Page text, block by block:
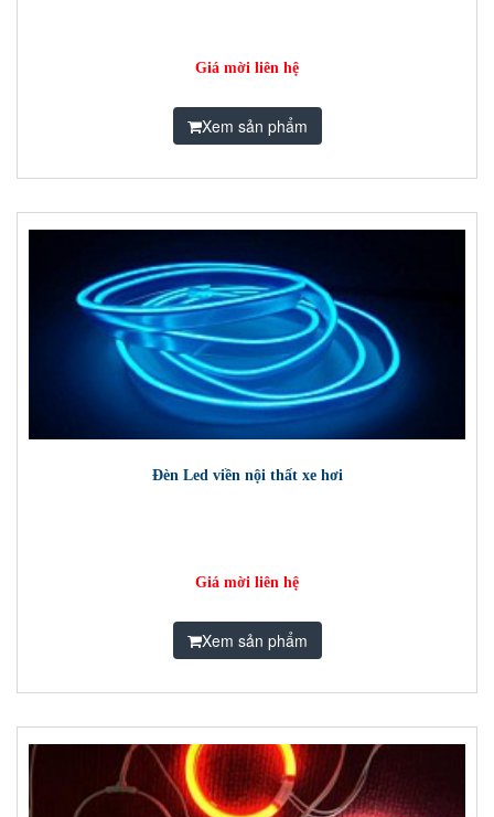
Giá mời liên hệ
Xem sản phẩm
Đèn Led viền nội thất xe hơi
Giá mời liên hệ
Xem sản phẩm